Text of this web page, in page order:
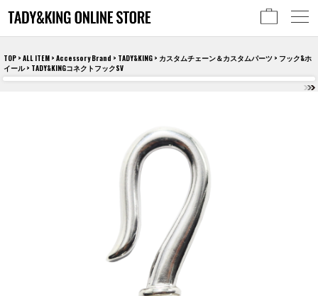
TOP > ALL ITEM > Accessory Brand > TADY&KING > カスタムチェーン＆カスタムパーツ > フック&ホ
イール> TADY&KINGコネクトフックSV